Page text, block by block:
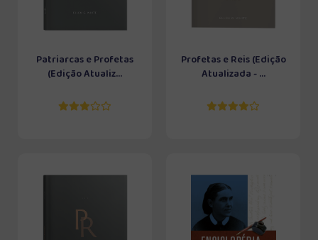
Patriarcas e Profetas
(Edição Atualiz...
Profetas e Reis (Edição
Atualizada - ...